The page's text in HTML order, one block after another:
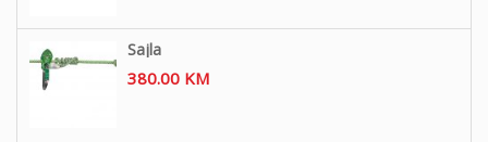
Sajla
380.00 KM